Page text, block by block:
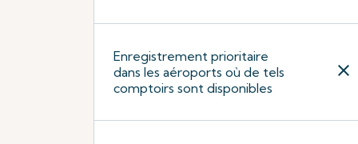
Enregistrement prioritaire
dans les aéroports où de tels
comptoirs sont disponibles
close